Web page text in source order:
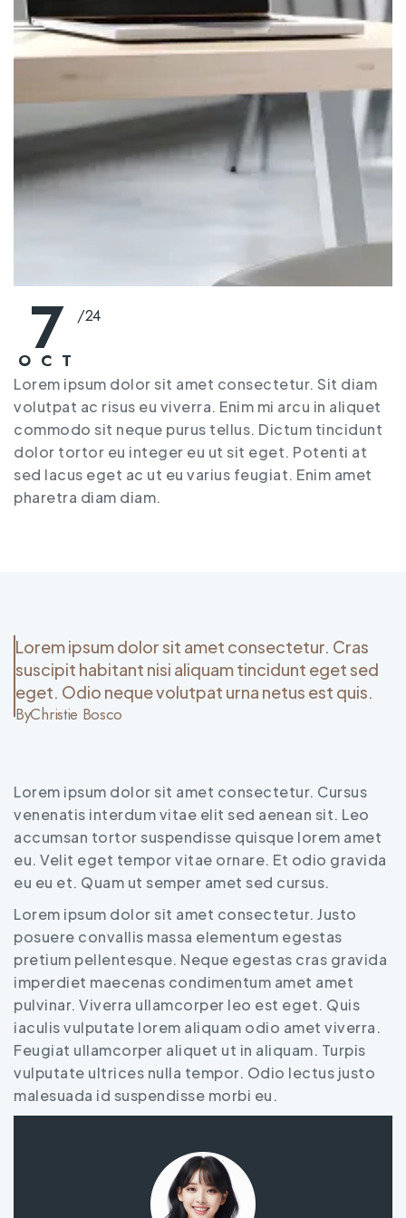
Blog Style
Blog Style One
Blog Style Two
Blog Details
Contact
Contact One
Contact Two
7
OCT
/24
Lorem ipsum dolor sit amet consectetur. Sit diam
volutpat ac risus eu viverra. Enim mi arcu in aliquet
commodo sit neque purus tellus. Dictum tincidunt
dolor tortor eu integer eu ut sit eget. Potenti at
sed lacus eget ac ut eu varius feugiat. Enim amet
pharetra diam diam.
Lorem ipsum dolor sit amet consectetur. Cras
suscipit habitant nisi aliquam tincidunt eget sed
eget. Odio neque volutpat urna netus est quis.
ByChristie Bosco
Lorem ipsum dolor sit amet consectetur. Cursus
venenatis interdum vitae elit sed aenean sit. Leo
accumsan tortor suspendisse quisque lorem amet
eu. Velit eget tempor vitae ornare. Et odio gravida
eu eu et. Quam ut semper amet sed cursus.
Lorem ipsum dolor sit amet consectetur. Justo
posuere convallis massa elementum egestas
pretium pellentesque. Neque egestas cras gravida
imperdiet maecenas condimentum amet amet
pulvinar. Viverra ullamcorper leo est eget. Quis
iaculis vulputate lorem aliquam odio amet viverra.
Feugiat ullamcorper aliquet ut in aliquam. Turpis
vulputate ultrices nulla tempor. Odio lectus justo
malesuada id suspendisse morbi eu.